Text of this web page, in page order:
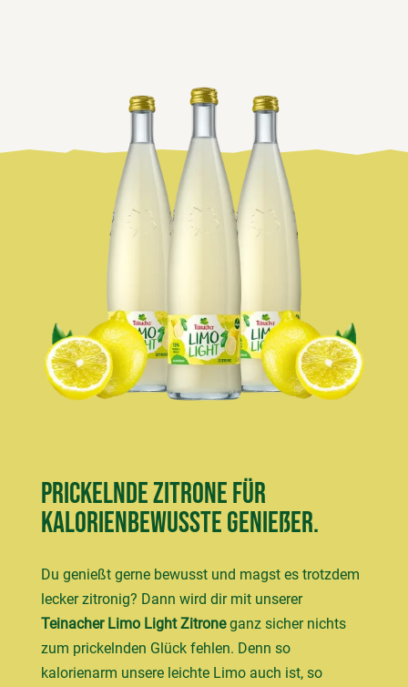
Prickelnde Zitrone für
kalorienbewusste Genießer.
Du genießt gerne bewusst und magst es trotzdem
lecker zitronig? Dann wird dir mit unserer
Teinacher Limo Light Zitroneganz sicher nichts
zum prickelnden Glück fehlen. Denn so
kalorienarm unsere leichte Limo auch ist, so